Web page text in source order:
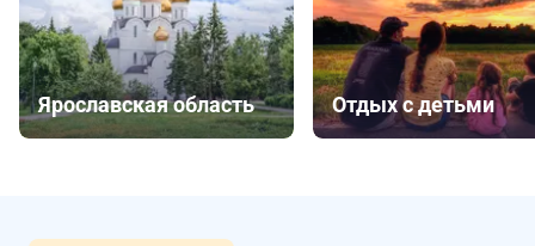
Ярославская область Отдых с детьми